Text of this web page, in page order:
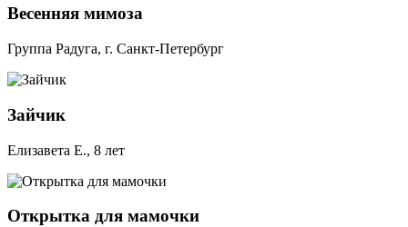
Весенняя мимоза
Группа Радуга, г. Санкт-Петербург
Зайчик
Елизавета Е., 8 лет
Открытка для мамочки